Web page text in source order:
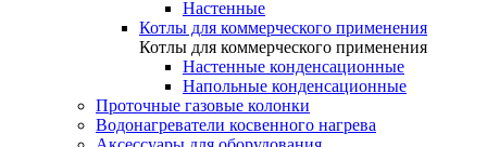
Настенные
Котлы для коммерческого применения
Котлы для коммерческого применения
Настенные конденсационные
Напольные конденсационные
Проточные газовые колонки
Водонагреватели косвенного нагрева